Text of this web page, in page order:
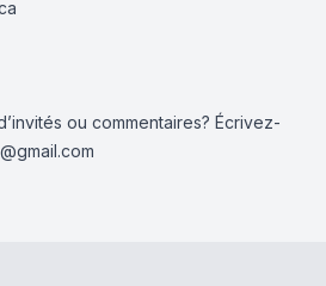
ou commentaires? Écrivez-